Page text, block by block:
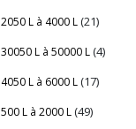
2050 L à 4000 L(21)
30050 L à 50000 L(4)
4050 L à 6000 L(17)
500 L à 2000 L(49)